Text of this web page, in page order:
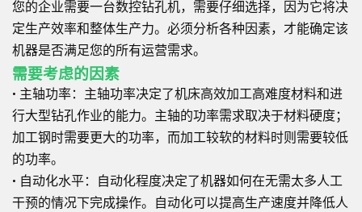
您的企业需要一台数控钻孔机，需要仔细选择，因为它将决
定生产效率和整体生产力。必须分析各种因素，才能确定该
机器是否满足您的所有运营需求。
需要考虑的因素
• 主轴功率：主轴功率决定了机床高效加工高难度材料和进
行大型钻孔作业的能力。主轴的功率需求取决于材料硬度；
加工钢时需要更大的功率，而加工较软的材料时则需要较低
的功率。
• 自动化水平：自动化程度决定了机器如何在无需太多人工
干预的情况下完成操作。自动化可以提高生产速度并降低人